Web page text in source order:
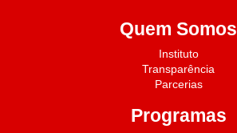
Quem Somos
Instituto
Transparência
Parcerias
Programas